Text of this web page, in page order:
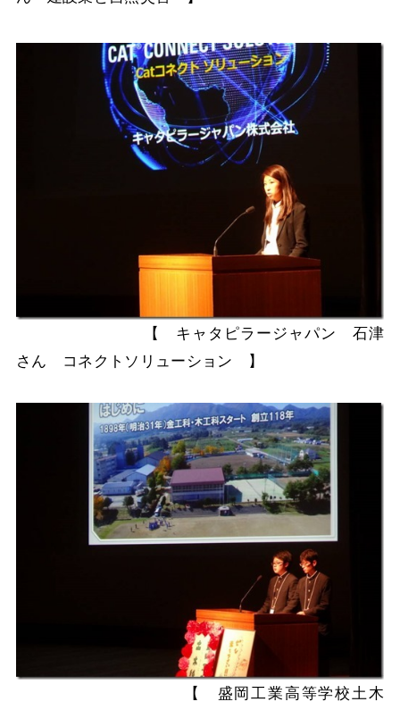
【 キャタピラージャパン 石津
さん コネクトソリューション 】
【 盛岡工業高等学校土木